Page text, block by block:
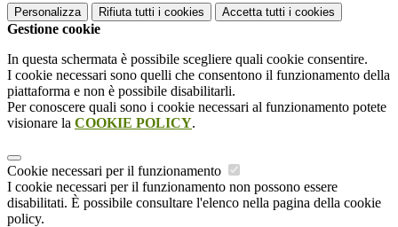
Personalizza Rifiuta tutti i cookies Accetta tutti i cookies
Gestione cookie
In questa schermata è possibile scegliere quali cookie consentire.
I cookie necessari sono quelli che consentono il funzionamento della
piattaforma e non è possibile disabilitarli.
Per conoscere quali sono i cookie necessari al funzionamento potete
visionare la COOKIE POLICY.
Cookie necessari per il funzionamento
I cookie necessari per il funzionamento non possono essere
disabilitati. È possibile consultare l'elenco nella pagina della cookie
policy.